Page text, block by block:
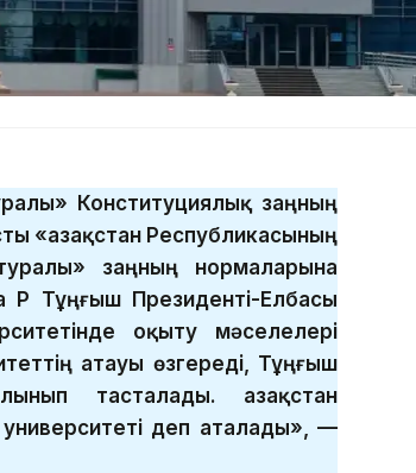
Конституциялық заңның
«Қазақстан Республикасының
заңның нормаларына
Тұңғыш Президенті-Елбасы
оқыту мәселелері
атауы өзгереді, Тұңғыш
тасталады. Қазақстан
деп аталады», —